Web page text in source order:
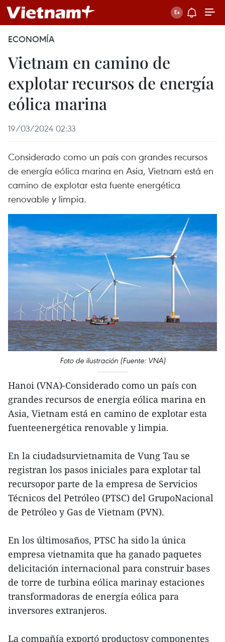
ECONOMÍA
Vietnam en camino de
explotar recursos de energía
eólica marina
19/03/2024 02:33
Considerado como un país con grandes recursos
de energía eólica marina en Asia, Vietnam está en
camino de explotar esta fuente energética
renovable y limpia.
Foto de ilustración (Fuente: VNA)
Hanoi (VNA)-Considerado como un país con
grandes recursos de energía eólica marina en
Asia, Vietnam está en camino de explotar esta
fuenteenergética renovable y limpia.
En la ciudadsurvietnamita de Vung Tau se
registran los pasos iniciales para explotar tal
recursopor parte de la empresa de Servicios
Técnicos del Petróleo (PTSC) del GrupoNacional
de Petróleo y Gas de Vietnam (PVN).
En los últimosaños, PTSC ha sido la única
empresa vietnamita que ha ganado paquetes
delicitación internacional para construir bases
de torre de turbina eólica marinay estaciones
transformadoras de energía eólica para
inversores extranjeros.
La compañía exportó productosy componentes